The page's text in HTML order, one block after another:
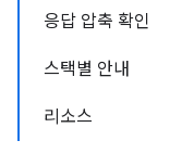
응답 압축 확인
스택별 안내
리소스